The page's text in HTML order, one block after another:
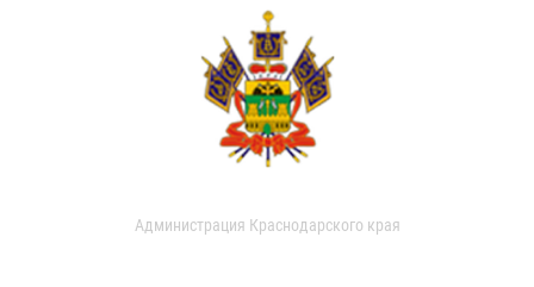
Администрация Краснодарского края